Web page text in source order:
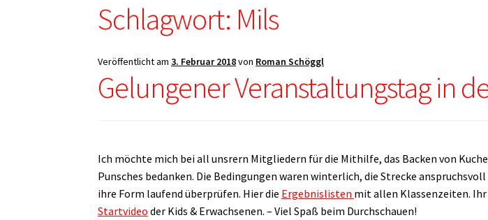
Schlagwort: Mils
Veröffentlicht am3. Februar 2018von Roman Schöggl
Gelungener Veranstaltungstag in
Ich möchte mich bei all unsrern Mitgliedern für die Mithilfe, das Backen von
Punsches bedanken. Die Bedingungen waren winterlich, die Strecke
ihre Form laufend überprüfen. Hier die Ergebnislisten mit allen Klassenzeiten.
Startvideo der Kids & Erwachsenen. – Viel Spaß beim Durchschauen!